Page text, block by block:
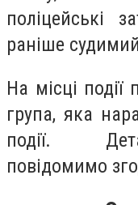
поліцейські
раніше
На місці події
група, яка
події.
повідомимо